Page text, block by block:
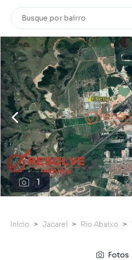
1
Início Jacareí Rio Abaixo
Fotos